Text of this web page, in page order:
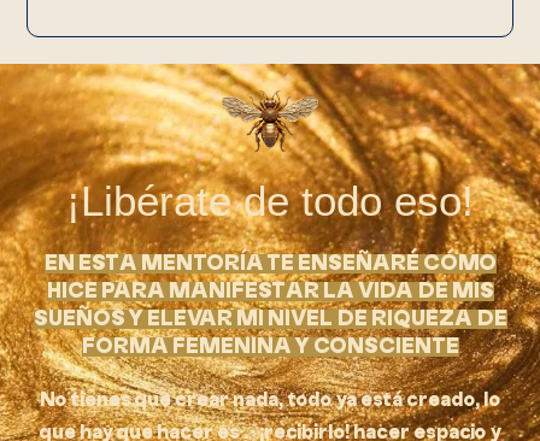
¡Libérate de todo eso!
EN ESTA MENTORÍA TE ENSEÑARÉ CÓMO
HICE PARA MANIFESTAR LA VIDA DE MIS
SUEÑOS Y ELEVAR MI NIVEL DE RIQUEZA DE
FORMA FEMENINA Y CONSCIENTE
No tienes que crear nada, todo ya está creado, lo
que hay que hacer es … ¡recibirlo! hacer espacio y